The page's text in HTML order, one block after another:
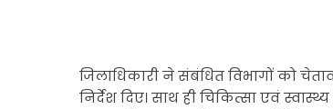
जिलाधिकारी ने संबंधित विभागों को
निर्देश दिए। साथ ही चिकित्सा एवं